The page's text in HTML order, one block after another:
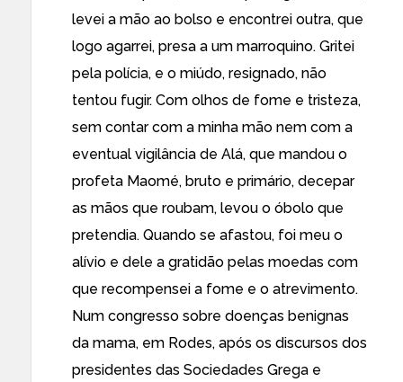
levei a mão ao bolso e encontrei outra, que
logo agarrei, presa a um marroquino. Gritei
pela polícia, e o miúdo, resignado, não
tentou fugir. Com olhos de fome e tristeza,
sem contar com a minha mão nem com a
eventual vigilância de Alá, que mandou o
profeta Maomé, bruto e primário, decepar
as mãos que roubam, levou o óbolo que
pretendia. Quando se afastou, foi meu o
alívio e dele a gratidão pelas moedas com
que recompensei a fome e o atrevimento.
Num congresso sobre doenças benignas
da mama, em Rodes, após os discursos dos
presidentes das Sociedades Grega e